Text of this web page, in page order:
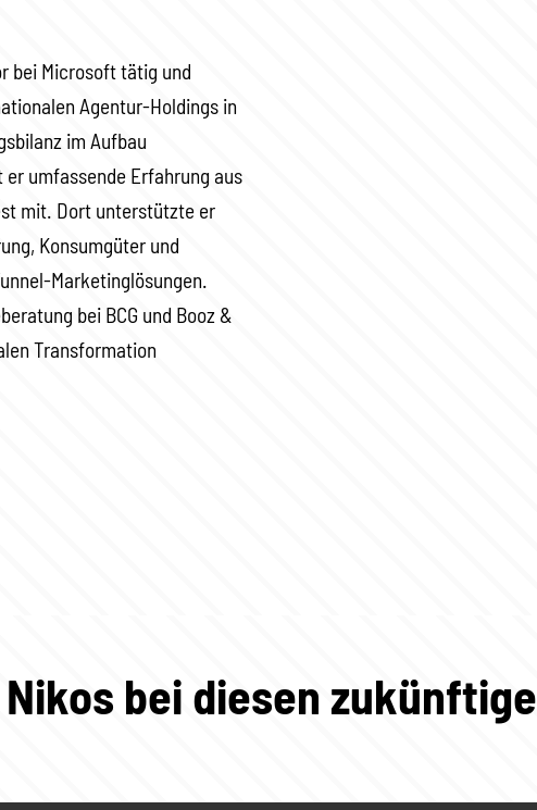
bei Microsoft tätig und
Agentur-Holdings in
im Aufbau
umfassende Erfahrung aus
mit. Dort unterstützte er
Konsumgüter und
Marketinglösungen.
bei BCG und Booz &
Transformation
bei diesen